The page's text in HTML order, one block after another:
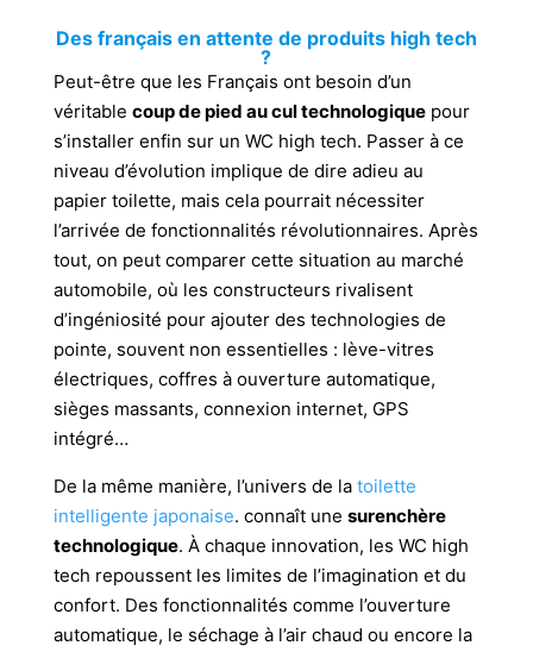
Des français en attente de produits high tech
?
Peut-être que les Français ont besoin d’un
véritable coup de pied au cul technologiquepour
s’installer enfin sur un WC high tech. Passer à ce
niveau d’évolution implique de dire adieu au
papier toilette, mais cela pourrait nécessiter
l’arrivée de fonctionnalités révolutionnaires. Après
tout, on peut comparer cette situation au marché
automobile, où les constructeurs rivalisent
d’ingéniosité pour ajouter des technologies de
pointe, souvent non essentielles : lève-vitres
électriques, coffres à ouverture automatique,
sièges massants, connexion internet, GPS
intégré…
De la même manière, l’univers de la toilette
intelligente japonaise. connaît une surenchère
technologique. À chaque innovation, les WC high
tech repoussent les limites de l’imagination et du
confort. Des fonctionnalités comme l’ouverture
automatique, le séchage à l’air chaud ou encore la